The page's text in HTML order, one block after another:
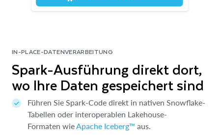
IN-PLACE-DATENVERARBEITUNG
Spark-Ausführung direkt dort,
wo Ihre Daten gespeichert sind
Führen Sie Spark-Code direkt in nativen Snowflake-
Tabellen oder interoperablen Lakehouse-
Formaten wie Apache Iceberg™ aus.